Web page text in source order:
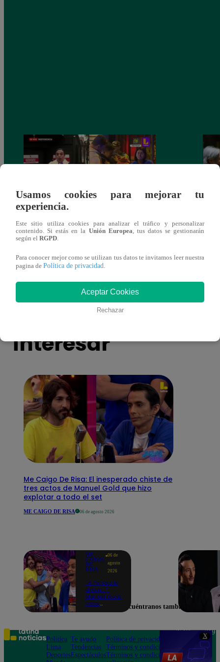
X
Cantante Jaime Carmona asesinado: todo
lo que sabe de la muerte del exparticipante
También te puede
interesar
Me Caigo De Risa: El inesperado chiste de
tres actos de Manuel Gold que hizo
explotar a todo el set
ME CAIGO DE RISA 06 de agosto 2026
ME
CAIGO
DE
RISA
06 de
agosto
2026
"A Peláez le
dicen...":
Manuel Gold
hace
de contar el
chiste
Usamos cookies para mejorar tu
experiencia.
Este sitio utiliza cookies para analizar el tráfico y personalizar
contenido. Si estás en la Unión Europea , tus datos se gestionarán
según el RGPD
Para conocer mejor como se utilizan tus datos te invitamos leer nuestra
pagina de Política de privacidad
Aceptar Cookies
Rechazar
Encuéntranos también en
Política
Lima
Deportes
Te ayudo
Tendencias
Espectáculos
Política de privacidad
Términos y condiciones
Términos y condiciones
Teléfono: 219
Av. San
Felipe 968